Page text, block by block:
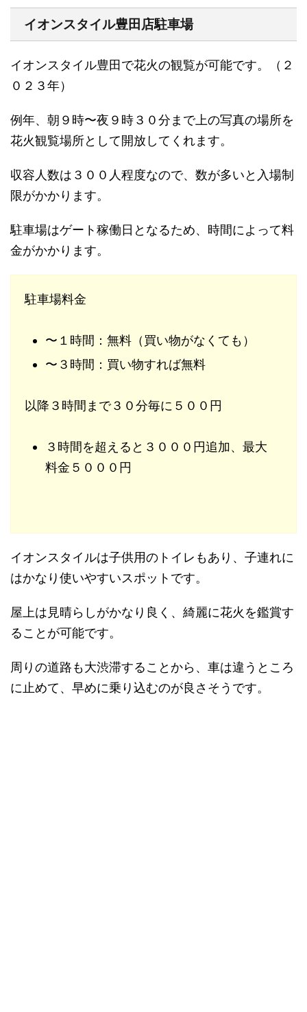
イオンスタイル豊田店駐車場
イオンスタイル豊田で花火の観覧が可能です。（２
０２３年）
例年、朝９時〜夜９時３０分まで上の写真の場所を
花火観覧場所として開放してくれます。
収容人数は３００人程度なので、数が多いと入場制
限がかかります。
駐車場はゲート稼働日となるため、時間によって料
金がかかります。
駐車場料金
〜１時間：無料（買い物がなくても）
〜３時間：買い物すれば無料
以降３時間まで３０分毎に５００円
３時間を超えると３０００円追加、最大
料金５０００円
イオンスタイルは子供用のトイレもあり、子連れに
はかなり使いやすいスポットです。
屋上は見晴らしがかなり良く、綺麗に花火を鑑賞す
ることが可能です。
周りの道路も大渋滞することから、車は違うところ
に止めて、早めに乗り込むのが良さそうです。